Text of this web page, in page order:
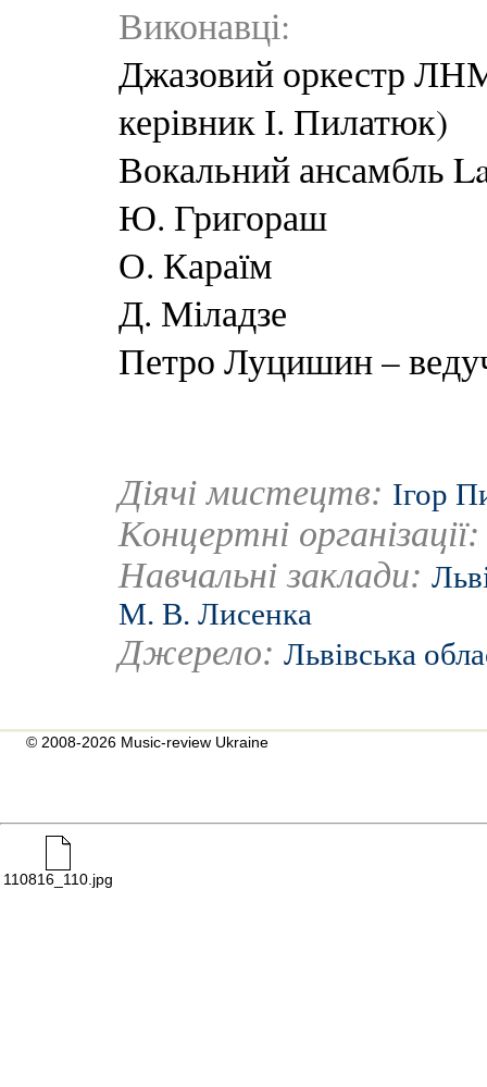
Виконавці:
Джазовий оркестр
керівник І. Пилатюк)
Вокальний ансамбль
Ю. Григораш
О. Караїм
Д. Міладзе
Петро Луцишин –
Діячі мистецтв: Ігор
Концертні
Навчальні заклади:
М. В. Лисенка
Джерело: Львівська
© 2008-2026 Music-review Ukraine
110816_110.jpg